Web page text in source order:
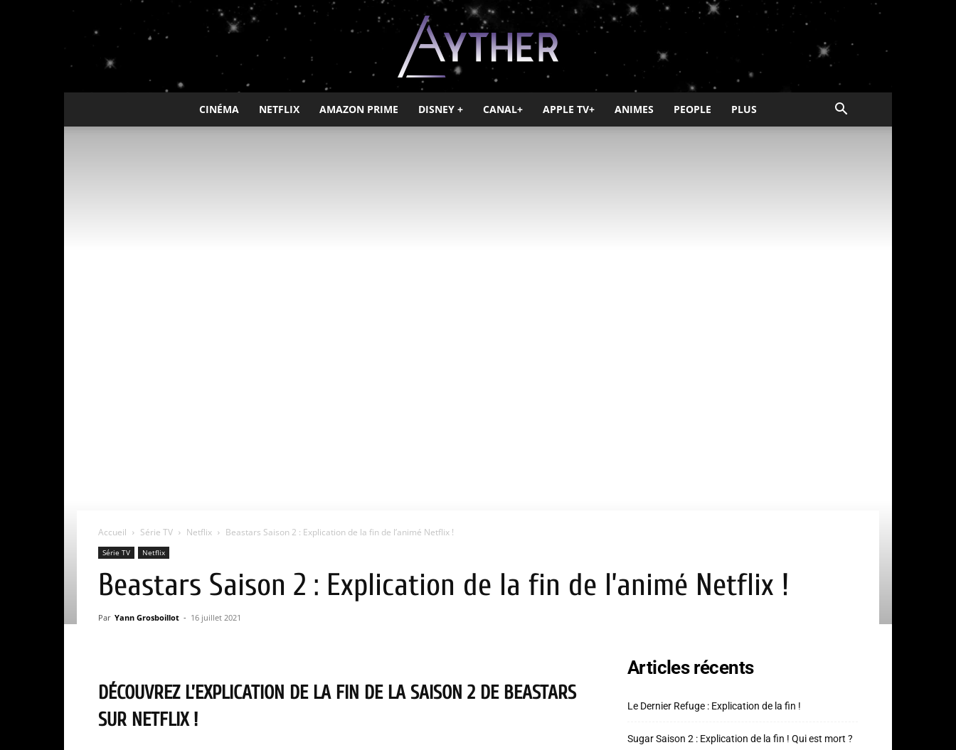
Ayther
CINÉMA NETFLIX AMAZON PRIME DISNEY + CANAL+ APPLE TV+ ANIMES PEOPLE PLUS
Accueil Série TV Netflix Beastars Saison 2 : Explication de la fin de l’animé Netflix !
Série TV Netflix
Beastars Saison 2 : Explication de la fin de l’animé Netflix !
Par Yann Grosboillot - 16 juillet 2021
DÉCOUVREZ L’EXPLICATION DE LA FIN DE LA SAISON 2 DE BEASTARS
SUR NETFLIX !
Articles récents
Le Dernier Refuge : Explication de la fin !
Sugar Saison 2 : Explication de la fin ! Qui est mort ?